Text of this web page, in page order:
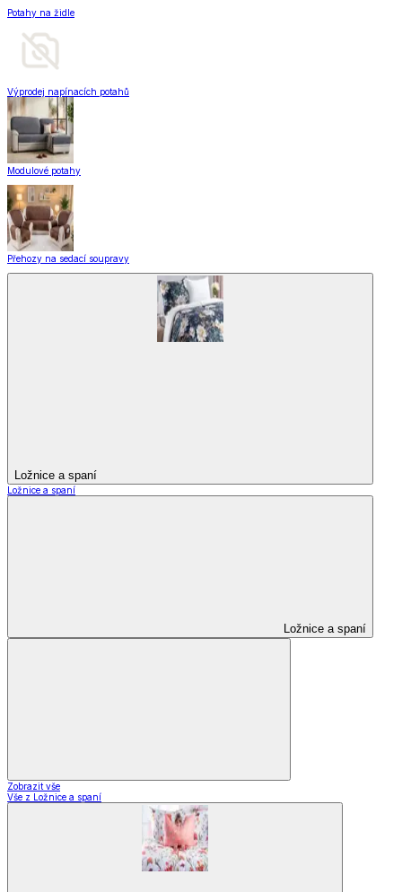
Potahy na židle
Výprodej napínacích potahů
Modulové potahy
Přehozy na sedací soupravy
Ložnice a spaní
Ložnice a spaní
Ložnice a spaní
Zobrazit vše
Vše z Ložnice a spaní